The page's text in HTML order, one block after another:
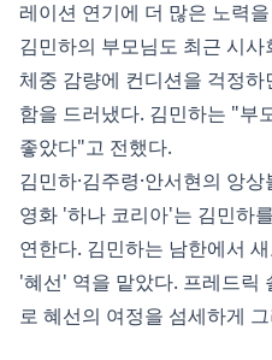
레이션 연기에 더 많은 노력
김민하의 부모님도 최근 시
체중 감량에 컨디션을 걱정
함을 드러냈다. 김민하는 "부
좋았다"고 전했다.
김민하·김주령·안서현의 앙상
영화 '하나 코리아'는 김민하
연한다. 김민하는 남한에서
'혜선' 역을 맡았다. 프레드릭
로 혜선의 여정을 섬세하게